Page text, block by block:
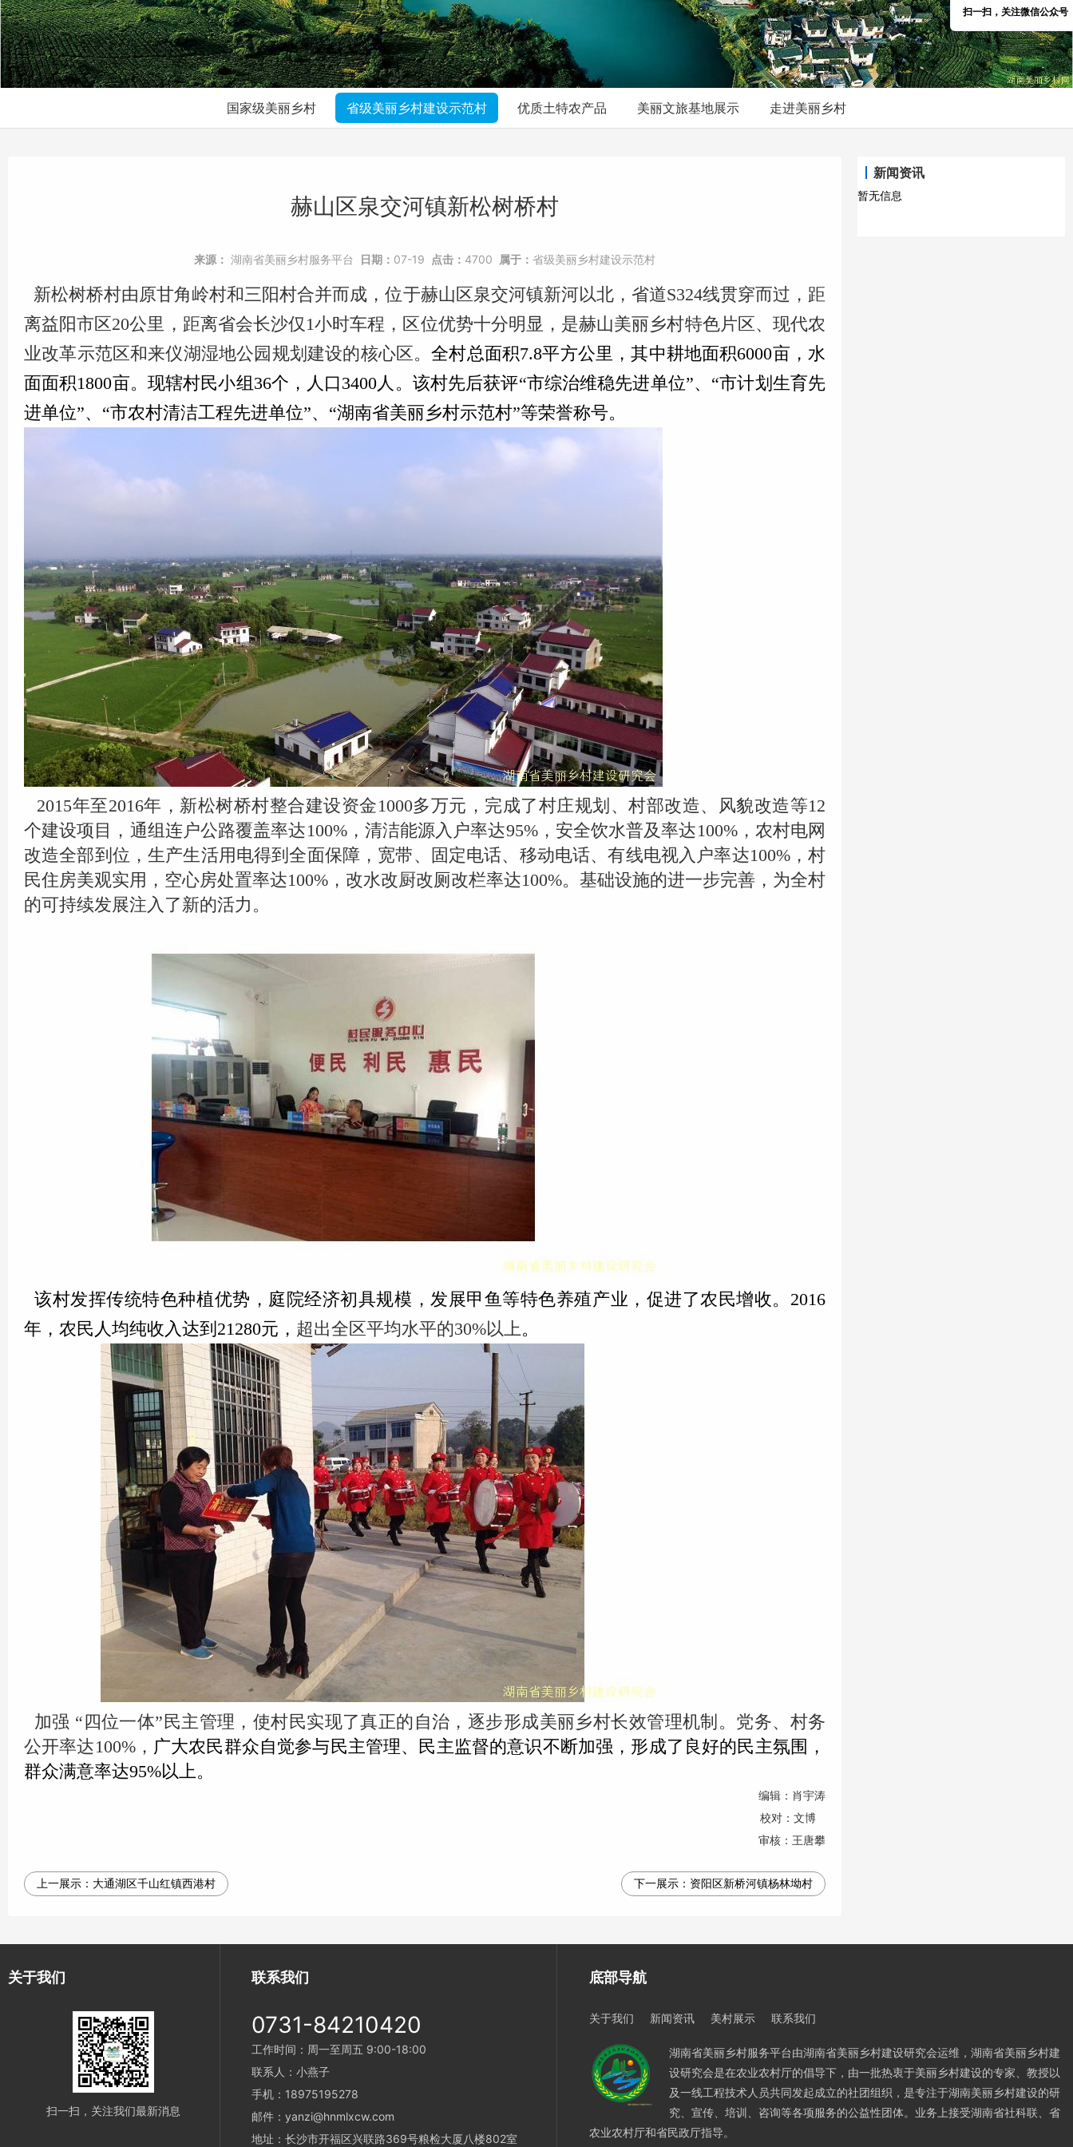
国家级美丽乡村 省级美丽乡村建设示范村 优质土特农产品 美丽文旅基地展示 走进美丽乡村
新闻资讯
暂无信息
赫山区泉交河镇新松树桥村
来源： 湖南省美丽乡村服务平台 日期： 07-19 点击： 4700 属于： 省级美丽乡村建设示范村
新松树桥村由原甘角岭村和三阳村合并而成，位于赫山区泉交河镇新河以北，省道S324线贯穿而过，距
离益阳市区20公里，距离省会长沙仅1小时车程，区位优势十分明显，是赫山美丽乡村特色片区、现代农
业改革示范区和来仪湖湿地公园规划建设的核心区。全村总面积7.8平方公里，其中耕地面积6000亩，水
面面积1800亩。现辖村民小组36个，人口3400人。该村先后获评“市综治维稳先进单位”、“市计划生育先
进单位”、“市农村清洁工程先进单位”、“湖南省美丽乡村示范村”等荣誉称号。
2015年至2016年，新松树桥村整合建设资金1000多万元，完成了村庄规划、村部改造、风貌改造等12
个建设项目，通组连户公路覆盖率达100%，清洁能源入户率达95%，安全饮水普及率达100%，农村电网
改造全部到位，生产生活用电得到全面保障，宽带、固定电话、移动电话、有线电视入户率达100%，村
民住房美观实用，空心房处置率达100%，改水改厨改厕改栏率达100%。基础设施的进一步完善，为全村
的可持续发展注入了新的活力。
该村发挥传统特色种植优势，庭院经济初具规模，发展甲鱼等特色养殖产业，促进了农民增收。2016
年，农民人均纯收入达到21280元， 超出全区平均水平的30%以上。
加强 “四位一体”民主管理，使村民实现了真正的自治，逐步形成美丽乡村长效管理机制。党务、村务
公开率达100%， 广大农民群众自觉参与民主管理、民主监督的意识不断加强，形成了良好的民主氛围，
群众满意率达95%以上。
编辑：肖宇涛
校对：文博
审核：王唐攀
上一展示： 大通湖区千山红镇西港村 下一展示： 资阳区新桥河镇杨林坳村
关于我们
扫一扫，关注我们最新消息
联系我们
0731-84210420
工作时间：周一至周五 9:00-18:00
联系人：小燕子
手机：18975195278
邮件：yanzi@hnmlxcw.com
地址：长沙市开福区兴联路369号粮检大厦八楼802室
底部导航
关于我们 新闻资讯 美村展示 联系我们
湖南省美丽乡村服务平台由湖南省美丽乡村建设研究会运维，湖南省美丽乡村建
设研究会是在农业农村厅的倡导下，由一批热衷于美丽乡村建设的专家、教授以
及一线工程技术人员共同发起成立的社团组织，是专注于湖南美丽乡村建设的研
究、宣传、培训、咨询等各项服务的公益性团体。业务上接受湖南省社科联、省
农业农村厅和省民政厅指导。
扫一扫，关注微信公众号